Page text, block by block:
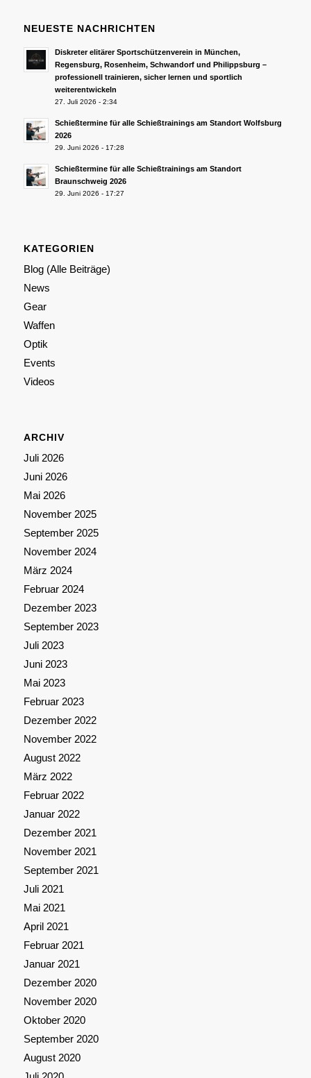
NEUESTE NACHRICHTEN
Diskreter elitärer Sportschützenverein in München,
Regensburg, Rosenheim, Schwandorf und Philippsburg –
professionell trainieren, sicher lernen und sportlich
weiterentwickeln
27. Juli 2026 - 2:34
Schießtermine für alle Schießtrainings am Standort Wolfsburg
2026
29. Juni 2026 - 17:28
Schießtermine für alle Schießtrainings am Standort
Braunschweig 2026
29. Juni 2026 - 17:27
KATEGORIEN
Blog (Alle Beiträge)
News
Gear
Waffen
Optik
Events
Videos
ARCHIV
Juli 2026
Juni 2026
Mai 2026
November 2025
September 2025
November 2024
März 2024
Februar 2024
Dezember 2023
September 2023
Juli 2023
Juni 2023
Mai 2023
Februar 2023
Dezember 2022
November 2022
August 2022
März 2022
Februar 2022
Januar 2022
Dezember 2021
November 2021
September 2021
Juli 2021
Mai 2021
April 2021
Februar 2021
Januar 2021
Dezember 2020
November 2020
Oktober 2020
September 2020
August 2020